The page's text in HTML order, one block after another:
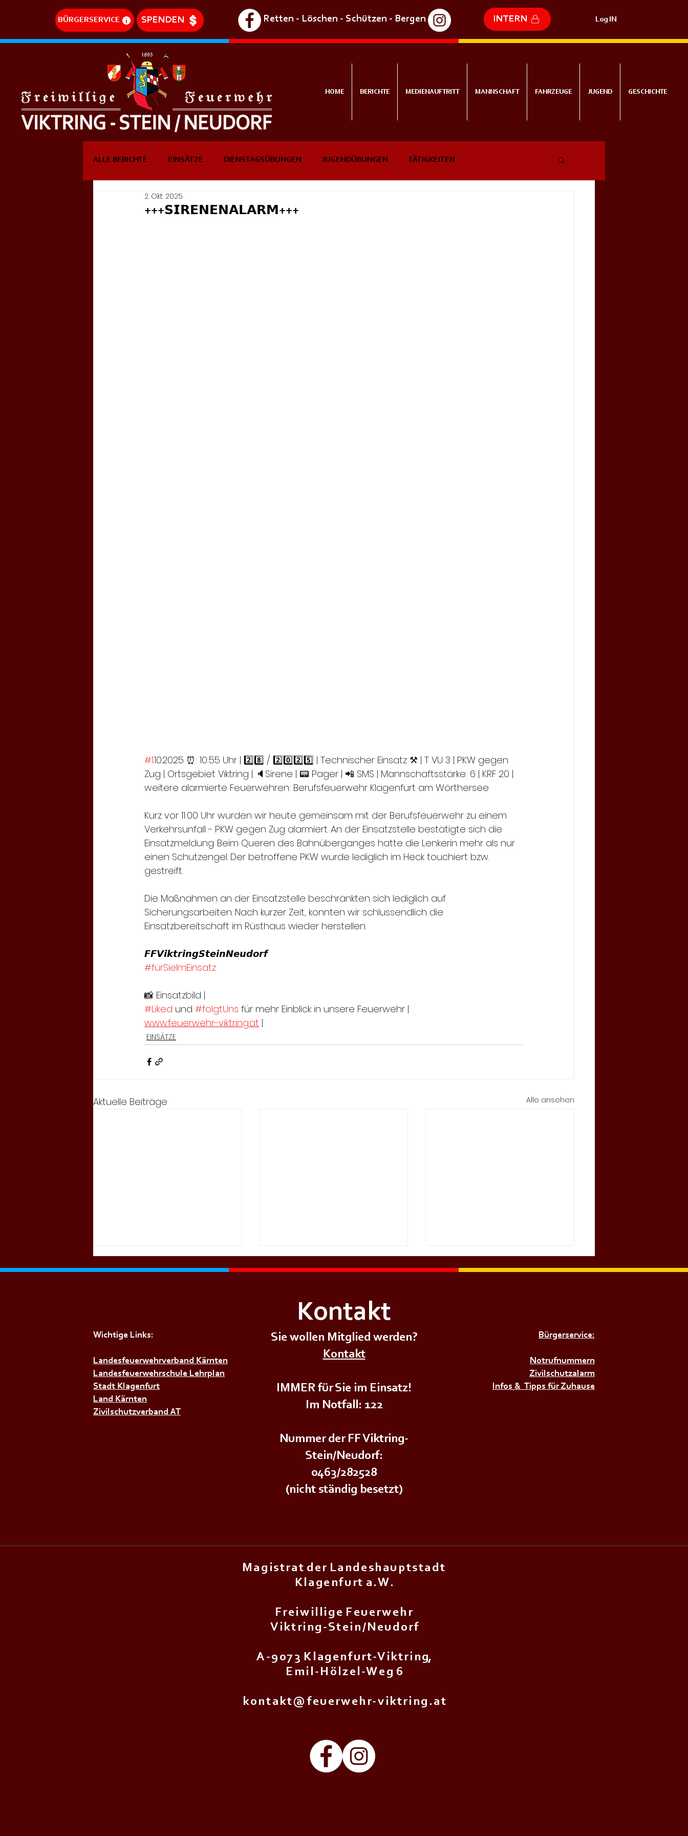
BÜRGERSERVICE SPENDEN Retten - Löschen - Schützen - Bergen INTERN Log IN
ALLE BERICHTE EINSÄTZE DIENSTAGSÜBUNGEN JUGENDÜBUNGEN TÄTIGKEITEN
DREHLEITEREINSÄTZE
+++𝗦𝗜𝗥𝗘𝗡𝗘𝗡𝗔𝗟𝗔𝗥𝗠+++
2. Okt. 2025
#1.10.2025 ⏰: 10:55 Uhr | 2️⃣8️⃣ / 2️⃣0️⃣2️⃣5️⃣ | Technischer Einsatz ⚒ | T VU 3 | PKW gegen
Zug | Ortsgebiet Viktring | 🔈Sirene | 📟 Pager | 📲 SMS | Mannschaftsstärke: 6 | KRF 20 |
weitere alarmierte Feuerwehren: Berufsfeuerwehr Klagenfurt am Wörthersee
Kurz vor 11:00 Uhr wurden wir heute gemeinsam mit der Berufsfeuerwehr zu einem
Verkehrsunfall - PKW gegen Zug alarmiert. An der Einsatzstelle bestätigte sich die
Einsatzmeldung. Beim Queren des Bahnüberganges hatte die Lenkerin mehr als nur
einen Schutzengel. Der betroffene PKW wurde lediglich im Heck touchiert bzw.
gestreift.
Die Maßnahmen an der Einsatzstelle beschränkten sich lediglich auf
Sicherungsarbeiten. Nach kurzer Zeit, konnten wir schlussendlich die
Einsatzbereitschaft im Rüsthaus wieder herstellen.
𝙁𝙁𝙑𝙞𝙠𝙩𝙧𝙞𝙣𝙜𝙎𝙩𝙚𝙞𝙣𝙉𝙚𝙪𝙙𝙤𝙧𝙛
#fürSieImEinsatz
📸 Einsatzbild |
#Liked und #folgtUns für mehr Einblick in unsere Feuerwehr |
www.feuerwehr-viktring.at |
EINSÄTZE
Aktuelle Beiträge Alle ansehen
+++𝗦𝗜𝗥𝗘𝗡𝗘𝗡𝗔𝗟𝗔𝗥𝗠+++ +++𝗦𝗜𝗥𝗘𝗡𝗘𝗡𝗔𝗟𝗔𝗥𝗠+++
HOME BERICHTE MEDIENAUFTRITT MANNSCHAFT FAHRZEUGE JUGEND GESCHICHTE
Kontakt
Wichtige Links:
Landesfeuerwehrverband Kärnten
Landesfeuerwehrschule Lehrplan
Stadt Klagenfurt
Land Kärnten
Zivilschutzverband AT
Sie wollen Mitglied werden?
Kontakt
IMMER für Sie im Einsatz!
Im Notfall: 122
Nummer der FF Viktring-
Stein/Neudorf:
0463/282528
(nicht ständig besetzt)
Bürgerservice:
Notrufnummern
Zivilschutzalarm
Infos & Tipps für Zuhause
M a g i s t r a t d e r L a n d e s h a u p t s t a d t
K l a g e n f u r t a . W .
F r e i w i l l i g e F e u e r w e h r
V i k t r i n g - S t e i n / N e u d o r f
A - 9 0 7 3 K l a g e n f u r t - V i k t r i n g,
E m i l - H ö l z e l - W e g 6
k o n t a k t @ f e u e r w e h r - v i k t r i n g . a t